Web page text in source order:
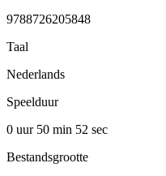
9788726205848
Taal
Nederlands
Speelduur
0 uur 50 min 52 sec
Bestandsgrootte